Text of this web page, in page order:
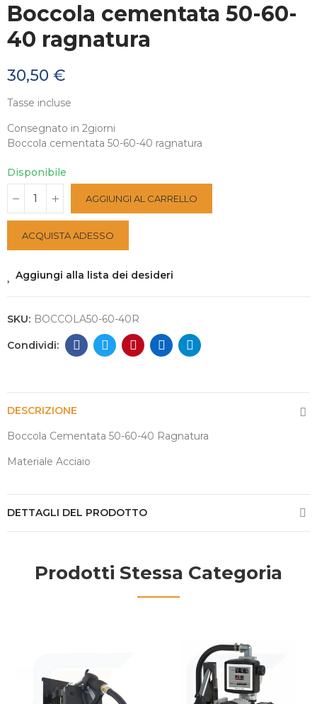
Boccola cementata 50-60-
40 ragnatura
30,50 €
Tasse incluse
Consegnato in 2giorni
Boccola cementata 50-60-40 ragnatura
Disponibile
AGGIUNGI AL CARRELLO
ACQUISTA ADESSO
Aggiungi alla lista dei desideri
SKU: BOCCOLA50-60-40R
DESCRIZIONE
Boccola Cementata 50-60-40 Ragnatura
Materiale Acciaio
DETTAGLI DEL PRODOTTO
Prodotti Stessa Categoria